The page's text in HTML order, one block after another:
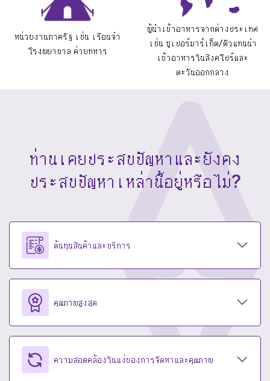
หน่วยงานภาครัฐ เช่น เรือนจำ
โรงพยาบาล ค่ายทหาร
ผู้นำเข้าอาหารจากต่างประเทศ
เช่น ซูเปอร์มาร์เก็ต/ตัวแทนนำ
เข้าอาหารในสิงคโปร์และ
ตะวันออกกลาง
ท่านเคยประสบปัญหาและยังคง
ประสบปัญหาเหล่านี้อยู่หรือไม่?
ต้นทุนสินค้าและบริการ
คุณภาพสูงสุด
ความสอดคล้องในแง่ของการจัดหาและคุณภาพ